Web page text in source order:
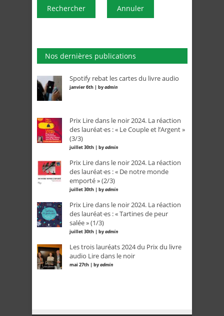
Rechercher Annuler
Nos dernières publications
Spotify rebat les cartes du livre audio
janvier 6th | byadmin
Prix Lire dans le noir 2024. La réaction
des lauréat·es : « Le Couple et l’Argent »
(3/3)
juillet 30th | byadmin
Prix Lire dans le noir 2024. La réaction
des lauréat·es : « De notre monde
emporté » (2/3)
juillet 30th | byadmin
Prix Lire dans le noir 2024. La réaction
des lauréat·es : « Tartines de peur
salée » (1/3)
juillet 30th | byadmin
Les trois lauréats 2024 du Prix du livre
audio Lire dans le noir
mai 27th | byadmin